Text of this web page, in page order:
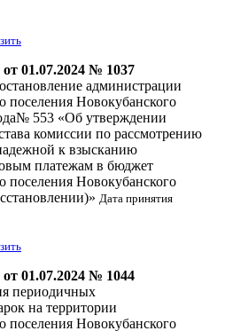
01.07.2024 № 1037
администрации
поселения Новокубанского
553 «Об утверждении
комиссии по рассмотрению
к взысканию
платежам в бюджет
поселения Новокубанского
Дата принятия
01.07.2024 № 1044
периодичных
на территории
поселения Новокубанского